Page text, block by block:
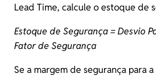
Lead Time, calcule o estoque de
Estoque de Segurança = Desvio
Fator de Segurança
Se a margem de segurança para